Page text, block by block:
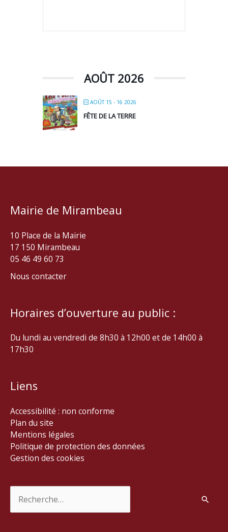
AOÛT 2026
AOÛT 15 - 16 2026
FÊTE DE LA TERRE
Mairie de Mirambeau
10 Place de la Mairie
17 150 Mirambeau
05 46 49 60 73
Nous contacter
Horaires d’ouverture au public :
Du lundi au vendredi de 8h30 à 12h00 et de 14h00 à
17h30
Liens
Accessibilité : non conforme
Plan du site
Mentions légales
Politique de protection des données
Gestion des cookies